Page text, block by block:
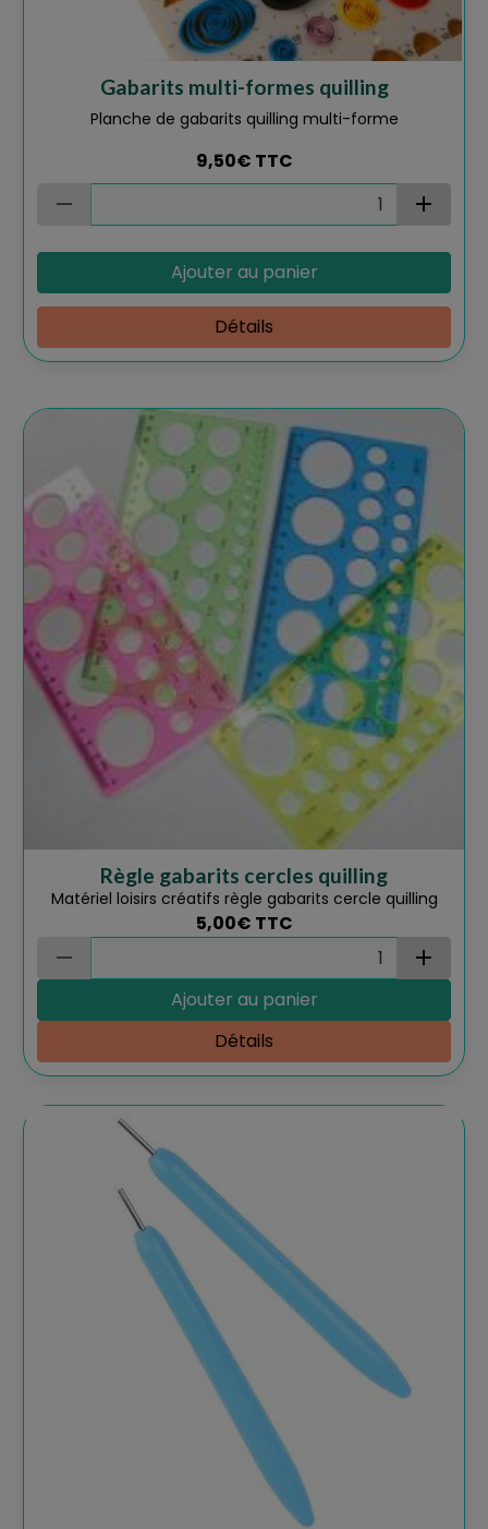
Gabarits multi-formes quilling
Planche de gabarits quilling multi-forme
9,50€ TTC
Ajouter au panier
Détails
Règle gabarits cercles quilling
Matériel loisirs créatifs règle gabarits cercle quilling
5,00€ TTC
Ajouter au panier
Détails